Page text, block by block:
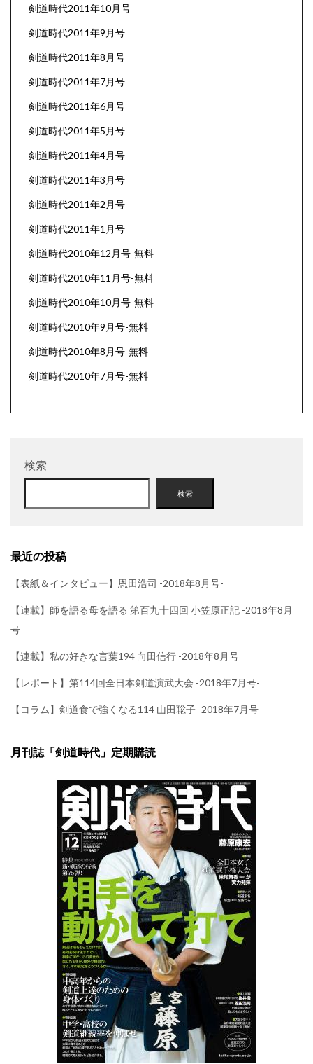
剣道時代2011年10月号
剣道時代2011年9月号
剣道時代2011年8月号
剣道時代2011年7月号
剣道時代2011年6月号
剣道時代2011年5月号
剣道時代2011年4月号
剣道時代2011年3月号
剣道時代2011年2月号
剣道時代2011年1月号
剣道時代2010年12月号-無料
剣道時代2010年11月号-無料
剣道時代2010年10月号-無料
剣道時代2010年9月号-無料
剣道時代2010年8月号-無料
剣道時代2010年7月号-無料
検索
検索
最近の投稿
【表紙＆インタビュー】恩田浩司 -2018年8月号-
【連載】師を語る母を語る 第百九十四回 小笠原正記 -2018年8月
号-
【連載】私の好きな言葉194 向田信行 -2018年8月号
【レポート】第114回全日本剣道演武大会 -2018年7月号-
【コラム】剣道食で強くなる114 山田聡子 -2018年7月号-
月刊誌「剣道時代」定期購読